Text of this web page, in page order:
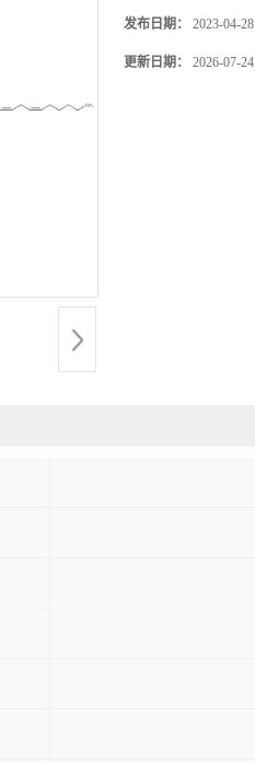
发布日期： 2023-04-28
更新日期： 2026-07-24